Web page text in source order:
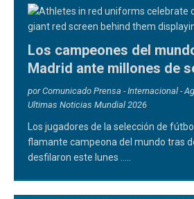
Los campeones del
Madrid ante millones de
por Comunicado Prensa - Internacional -
Ultimas Noticias Mundial 2026
Los jugadores de la selección de
flamante campeona del mundo tras
desfilaron este lunes